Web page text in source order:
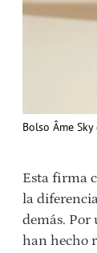
Bolso Âme
Esta firma
la
demás. Por
han hecho